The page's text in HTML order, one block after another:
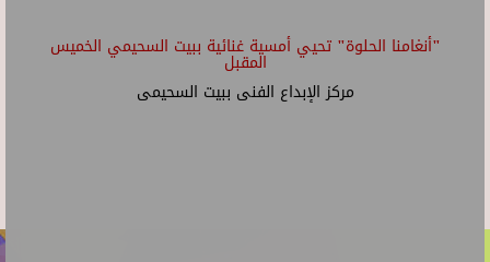
"أنغامنا الحلوة" تحيي أمسية غنائية ببيت السحيمي الخميس
المقبل
مركز الإبداع الفنى ببيت السحيمى